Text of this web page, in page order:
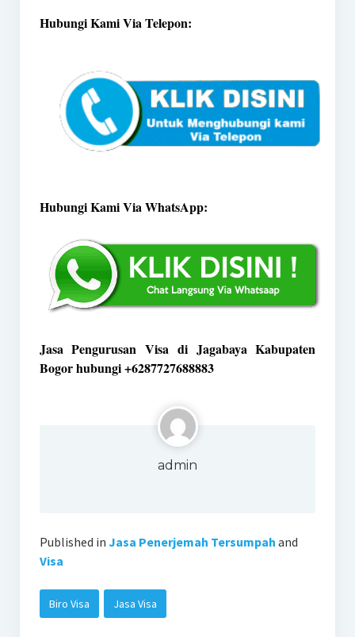
Hubungi Kami Via Telepon:
Hubungi Kami Via WhatsApp:
Jasa Pengurusan Visa di Jagabaya Kabupaten
Bogor hubungi +6287727688883
admin
Published in Jasa Penerjemah Tersumpah and
Visa
Biro Visa Jasa Visa